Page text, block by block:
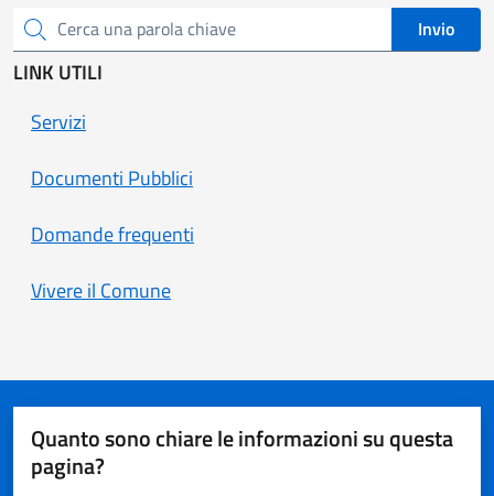
Cerca una parola chiave Invio
LINK UTILI
Servizi
Documenti Pubblici
Domande frequenti
Vivere il Comune
Quanto sono chiare le informazioni su questa
pagina?